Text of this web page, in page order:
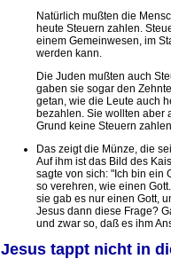
Natürlich mußten die
heute Steuern zahlen.
einem Gemeinwesen, im
werden kann.
Die Juden mußten auch
gaben sie sogar den
getan, wie die Leute auch
bezahlen. Sie wollten aber
Grund keine Steuern
Das zeigt die Münze, die
Auf ihm ist das Bild des
sagte von sich: "Ich bin ein
so verehren, wie einen
sie gab es nur einen Gott,
Jesus dann diese Frage?
und zwar so, daß es ihm
Jesus tappt nicht in